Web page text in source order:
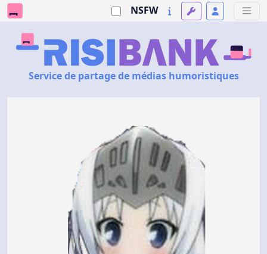
NSFW
Service de partage de médias humoristiques